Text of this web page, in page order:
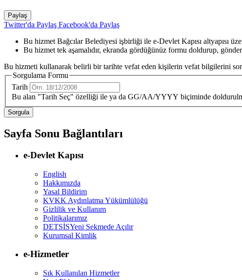
Paylaş
Twitter'da Paylaş Facebook'da Paylaş
Bu hizmet Bağcılar Belediyesi işbirliği ile e-Devlet Kapısı altyapısı
Bu hizmet tek aşamalıdır, ekranda gördüğünüz formu doldurup,
Bu hizmeti kullanarak belirli bir tarihte vefat eden kişilerin vefat bilgilerini
Sorgulama Formu
Tarih
Bu alan "Tarih Seç" özelliği ile ya da GG/AA/YYYY biçiminde
Sayfa Sonu Bağlantıları
e-Devlet Kapısı
English
Hakkımızda
Yasal Bildirim
KVKK Aydınlatma Yükümlülüğü
Gizlilik ve Kullanım
Politikalarımız
DETSİSYeni Sekmede Açılır
Kurumsal Kimlik
e-Hizmetler
Sık Kullanılan Hizmetler